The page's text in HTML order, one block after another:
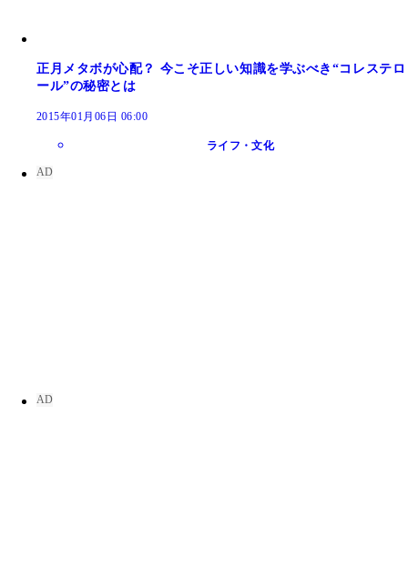
正月メタボが心配？ 今こそ正しい知識を学ぶべき“コレステロ
ール”の秘密とは
2015年01月06日 06:00
ライフ・文化